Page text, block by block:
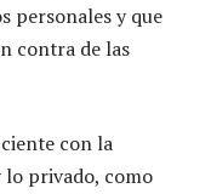
personales y que
contra de las
con la
lo privado, como